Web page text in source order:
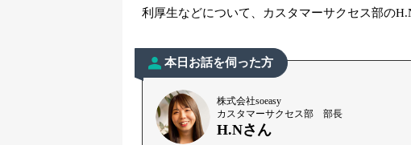
利厚生などについて、カスタマーサクセス部の
本日お話を伺った方
株式会社soeasy
カスタマーサクセス部 部長
H.Nさん